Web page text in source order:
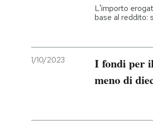
L'importo
base al reddito:
1/10/2023
I fondi per
meno di